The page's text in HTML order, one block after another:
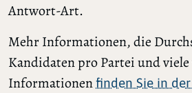
Antwort-Art.
Mehr Informationen, die
Kandidaten pro Partei und
Informationenfinden Sie in